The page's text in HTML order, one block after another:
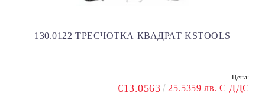
130.0122 ТРЕСЧОТКА КВАДРАТ KSTOOLS
Цена:
€13.0563 25.5359 лв. С ДДС